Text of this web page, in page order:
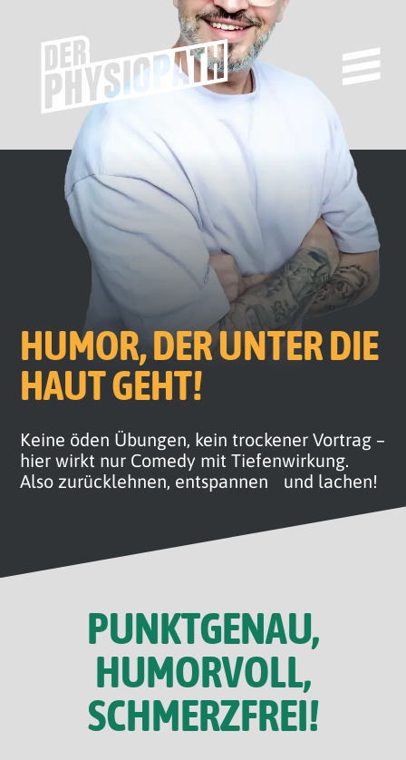
HUMOR, DER UNTER DIE
HAUT GEHT!
Keine öden Übungen, kein trockener Vortrag –
hier wirkt nur Comedy mit Tiefenwirkung.
Also zurücklehnen, entspannen und lachen!
PUNKTGENAU,
HUMORVOLL,
SCHMERZFREI!